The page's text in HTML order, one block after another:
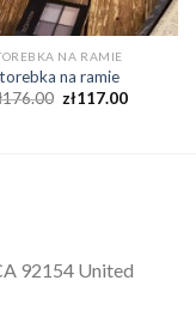
NA RAMIE
torebka na ramie
176.00 zł117.00
92154 United